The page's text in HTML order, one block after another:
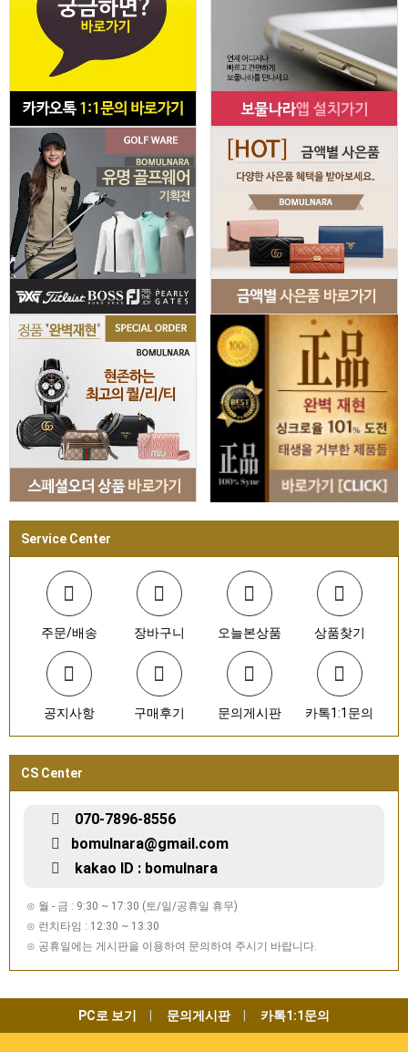
Service Center
주문/배송 장바구니 오늘본상품 상품찾기
공지사항 구매후기 문의게시판 카톡1:1문의
CS Center
070-7896-8556
bomulnara@gmail.com
kakao ID : bomulnara
⊙ 월 - 금 : 9:30 ~ 17:30 (토/일/공휴일 휴무)
⊙ 런치타임 : 12:30 ~ 13:30
⊙ 공휴일에는 게시판을 이용하여 문의하여 주시기 바랍니다.
PC로 보기 문의게시판 카톡1:1문의